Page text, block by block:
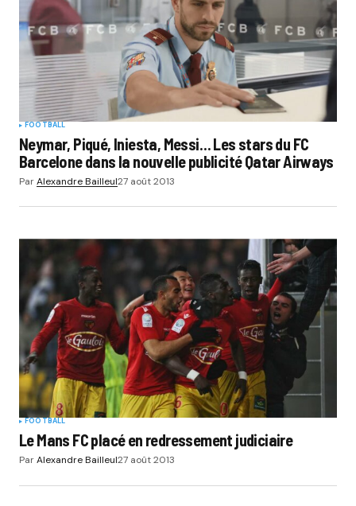
FOOTBALL
Neymar, Piqué, Iniesta, Messi… Les stars du FC
Barcelone dans la nouvelle publicité Qatar Airways
ParAlexandre Bailleul27 août 2013
FOOTBALL
Le Mans FC placé en redressement judiciaire
ParAlexandre Bailleul27 août 2013